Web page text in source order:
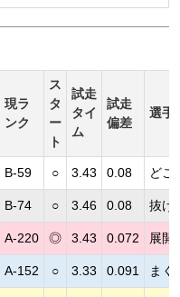
現ラ
ンク
ス
タ
ー
ト
試走
タイ
ム
試走
偏差
選手
B-59 ○ 3.43 0.08 どこ
B-74 ○ 3.46 0.08 抜け
A-220 ◎ 3.43 0.072 展開
A-152 ○ 3.33 0.091 まく